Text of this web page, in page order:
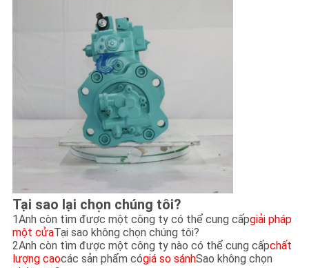
Tại sao lại chọn chúng tôi?
1Anh còn tìm được một công ty có thể cung cấpgiải pháp
một cửaTại sao không chọn chúng tôi?
2Anh còn tìm được một công ty nào có thể cung cấpchất
lượng caocác sản phẩm cógiá so sánhSao không chọn